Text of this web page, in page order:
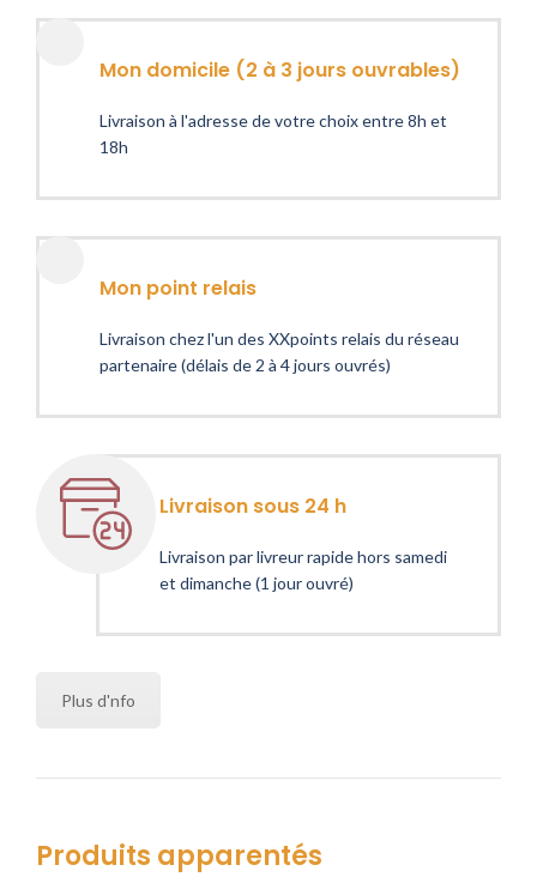
Mon domicile (2 à 3 jours ouvrables)
Livraison à l'adresse de votre choix entre 8h et
18h
Mon point relais
Livraison chez l'un des XXpoints relais du réseau
partenaire (délais de 2 à 4 jours ouvrés)
Livraison sous 24 h
Livraison par livreur rapide hors samedi
et dimanche (1 jour ouvré)
Plus d'nfo
Produits apparentés